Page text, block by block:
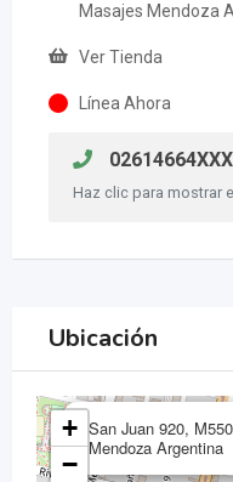
Masajes Mendoza
Ver Tienda
Línea Ahora
02614664XXX
Haz clic para mostrar
Ubicación
San Juan 920,
Mendoza Argentina
+
−